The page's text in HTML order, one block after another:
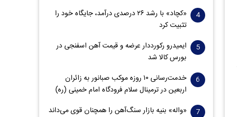
«کچاد» با رشد ۲۶ درصدی درآمد، جایگاه خود را
تثبیت کرد
ایمیدرو رکورددار عرضه و قیمت آهن اسفنجی در
بورس کالا شد
خدمت‌رسانی ۱۰ روزه موکب صبانور به زائران
اربعین در ترمینال سلام فرودگاه امام خمینی (ره)
«واله» بنیه بازار سنگ‌آهن را همچنان قوی می‌داند